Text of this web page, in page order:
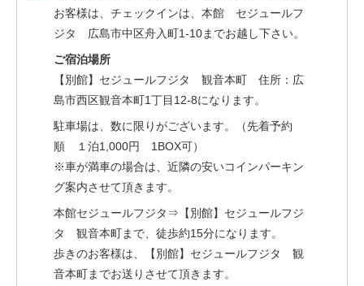
お客様は、チェックインは、本館 セジュールフ
ジタ 広島市中区舟入町1-10までお越し下さい。
ご宿泊場所
【別館】セジュールフジタ 観音本町 住所：広
島市西区観音本町1丁目12-8になります。
駐車場は、数に限りがございます。（先着予約
順 １泊1,000円 1BOX可）
※車が満車の場合は、近隣の安いコインパーキン
グ案内させて頂きます。
本館セジュールフジタ⇒【別館】セジュールフジ
タ 観音本町まで、徒歩約15分になります。
歩きのお客様は、【別館】セジュールフジタ 観
音本町までお送りさせて頂きます。